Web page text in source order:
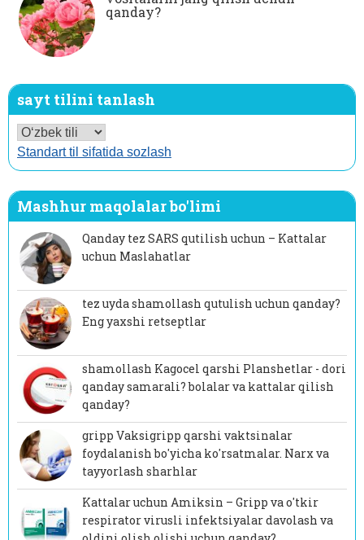
qanday?
sayt tilini tanlash
Standart til sifatida sozlash
Mashhur maqolalar bo'limi
Qanday tez SARS qutilish uchun – Kattalar
uchun Maslahatlar
tez uyda shamollash qutulish uchun qanday?
Eng yaxshi retseptlar
shamollash Kagocel qarshi Planshetlar - dori
qanday samarali? bolalar va kattalar qilish
qanday?
gripp Vaksigripp qarshi vaktsinalar
foydalanish bo'yicha ko'rsatmalar. Narx va
tayyorlash sharhlar
Kattalar uchun Amiksin – Gripp va o'tkir
respirator virusli infektsiyalar davolash va